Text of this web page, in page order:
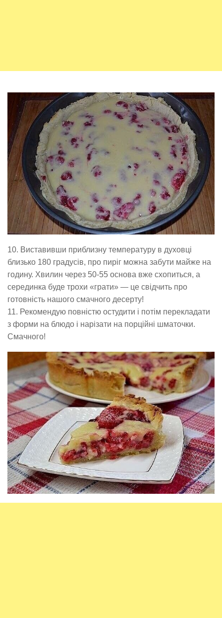
10. Виставивши приблизну температуру в духовці
близько 180 градусів, про пиріг можна забути майже на
годину. Хвилин через 50-55 основа вже схопиться, а
серединка буде трохи «грати» — це свідчить про
готовність нашого смачного десерту!
11. Рекомендую повністю остудити і потім перекладати
з форми на блюдо і нарізати на порційні шматочки.
Смачного!